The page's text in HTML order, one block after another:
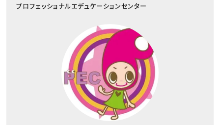
プロフェッショナルエデュケーションセンター